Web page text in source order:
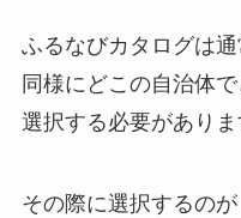
ふるなびカタログは
同様にどこの自治体
選択する必要がありま
その際に選択するの